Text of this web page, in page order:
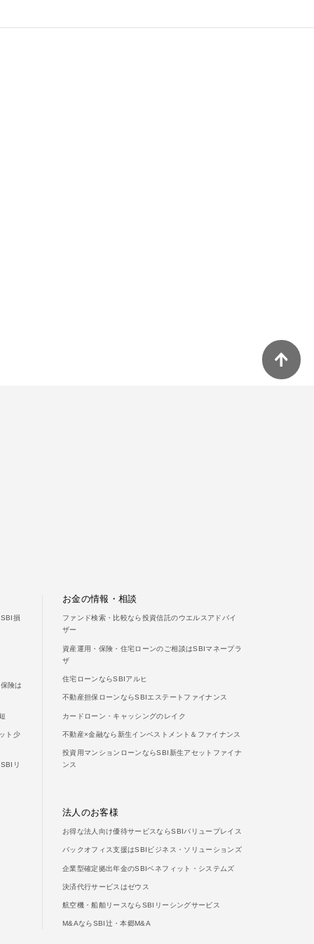
損
険は
ト少
リ
お金の情報・相談
ファンド検索・比較なら投資信託のウエルスアドバイ
ザー
資産運用・保険・住宅ローンのご相談はSBIマネープラ
ザ
住宅ローンならSBIアルヒ
不動産担保ローンならSBIエステートファイナンス
カードローン・キャッシングのレイク
不動産×金融なら新生インベストメント＆ファイナンス
投資用マンションローンならSBI新生アセットファイナ
ンス
法人のお客様
お得な法人向け優待サービスならSBIバリュープレイス
バックオフィス支援はSBIビジネス・ソリューションズ
企業型確定拠出年金のSBIベネフィット・システムズ
決済代行サービスはゼウス
航空機・船舶リースならSBIリーシングサービス
M&AならSBI辻・本郷M&A